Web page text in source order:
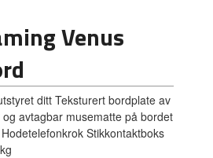
Venus
ditt Teksturert bordplate av
avtagbar musematte på bordet
Stikkontaktboks